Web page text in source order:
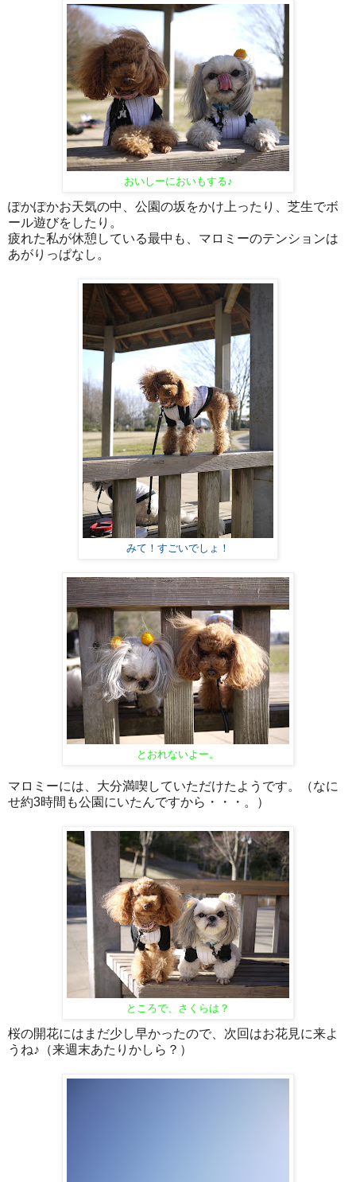
おいしーにおいもする♪
ぽかぽかお天気の中、公園の坂をかけ上ったり、芝生でボ
ール遊びをしたり。
疲れた私が休憩している最中も、マロミーのテンションは
あがりっぱなし。
みて！すごいでしょ！
とおれないよー。
マロミーには、大分満喫していただけたようです。（なに
せ約3時間も公園にいたんですから・・・。）
ところで、さくらは？
桜の開花にはまだ少し早かったので、次回はお花見に来よ
うね♪（来週末あたりかしら？）